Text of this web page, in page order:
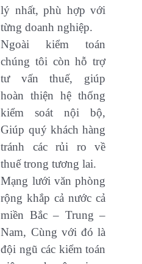
lý nhất, phù hợp với
từng doanh nghiệp.
Ngoài kiểm toán
chúng tôi còn hỗ trợ
tư vấn thuế, giúp
hoàn thiện hệ thống
kiểm soát nội bộ,
Giúp quý khách hàng
tránh các rủi ro về
thuế trong tương lai.
Mạng lưới văn phòng
rộng khắp cả nước cả
miền Bắc – Trung –
Nam, Cùng với đó là
đội ngũ các kiểm toán